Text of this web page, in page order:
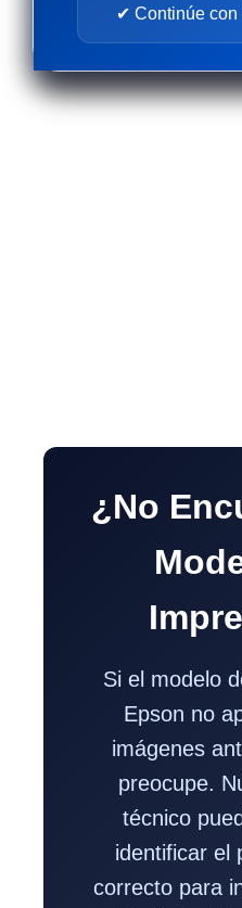
✔ Continúe con
¿No
Si el modelo
Epson no
imágenes
preocupe.
técnico
identificar el
correcto para